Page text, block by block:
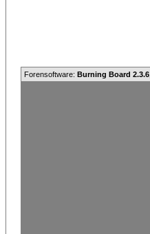
Forensoftware: Burning Board 2.3.6